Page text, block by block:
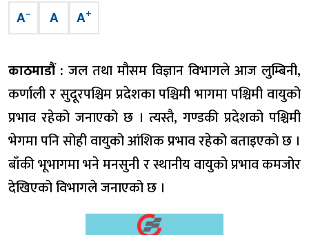
A– A A+
काठमाडौं : जल तथा मौसम विज्ञान विभागले आज लुम्बिनी,
कर्णाली र सुदूरपश्चिम प्रदेशका पश्चिमी भागमा पश्चिमी वायुको
प्रभाव रहेको जनाएको छ । त्यस्तै, गण्डकी प्रदेशको पश्चिमी
भेगमा पनि सोही वायुको आंशिक प्रभाव रहेको बताइएको छ ।
बाँकी भूभागमा भने मनसुनी र स्थानीय वायुको प्रभाव कमजोर
देखिएको विभागले जनाएको छ ।